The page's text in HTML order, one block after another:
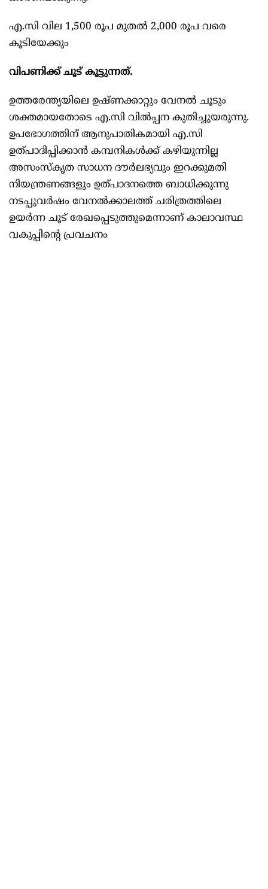
എ.സി വില 1,500 രൂപ മുതല്‍ 2,000 രൂപ വരെ
കൂടിയേക്കും
വിപണിക്ക് ചൂട് കൂട്ടുന്നത്.
ഉത്തരേന്ത്യയിലെ ഉഷ്‌ണക്കാറ്റും വേനല്‍ ചൂടും
ശക്തമായതോടെ എ.സി വില്‍പ്പന കുതിച്ചുയരുന്നു.
ഉപഭാേഗത്തിന് ആനുപാതികമായി എ.സി
ഉത്പാദിപ്പിക്കാൻ കമ്പനികള്‍ക്ക് കഴിയുന്നില്ല
അസംസ്കൃത സാധന ദൗർലഭ്യവും ഇറക്കുമതി
നിയന്ത്രണങ്ങളും ഉത്പാദനത്തെ ബാധിക്കുന്നു
നടപ്പുവർഷം വേനല്‍ക്കാലത്ത് ചരിത്രത്തിലെ
ഉയർന്ന ചൂട് രേഖപ്പെടുത്തുമെന്നാണ് കാലാവസ്ഥ
വകുപ്പിന്റെ പ്രവചനം